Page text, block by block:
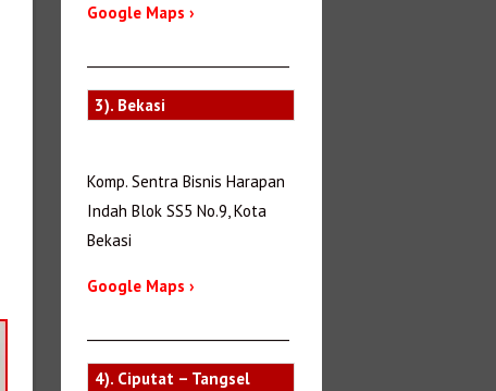
Google Maps ›
3). Bekasi
Komp. Sentra Bisnis Harapan
Indah Blok SS5 No.9, Kota
Bekasi
Google Maps ›
4). Ciputat – Tangsel